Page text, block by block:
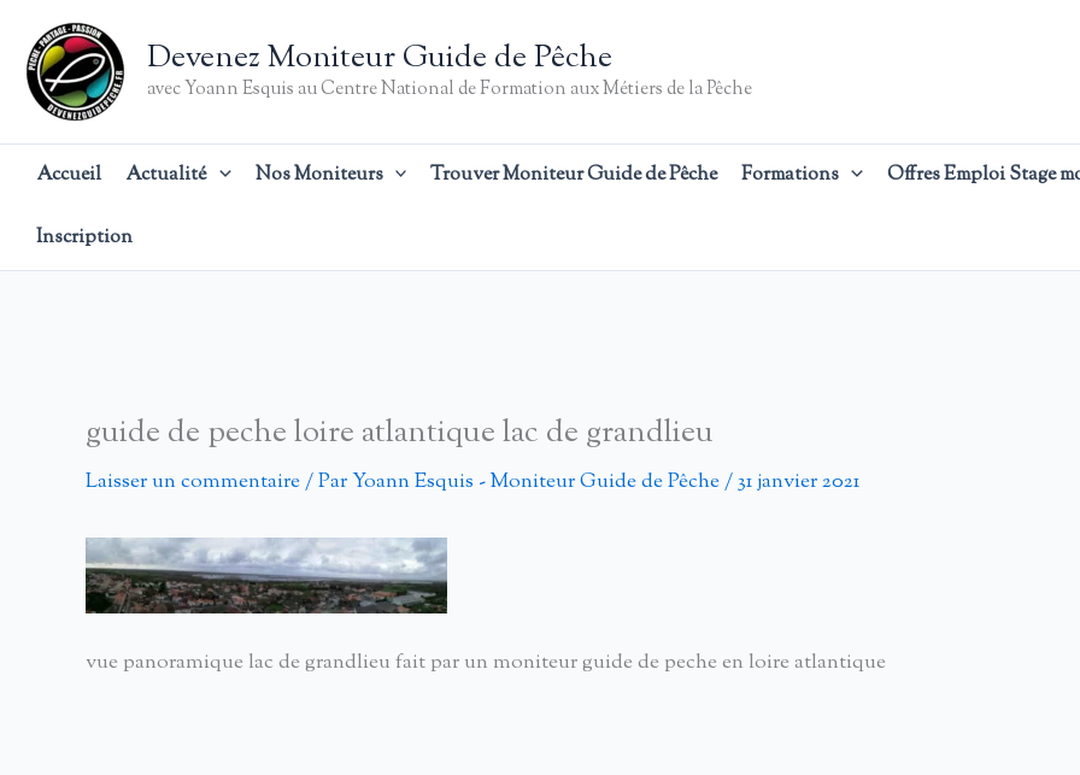
contenu
Devenez Moniteur Guide de Pêche
avec Yoann Esquis au Centre National de Formation aux Métiers de la Pêche
Accueil Actualité Nos Moniteurs Trouver Moniteur Guide de Pêche Formations Offres Emploi Stage
Inscription
guide de peche loire atlantique lac de grandlieu
Laisser un commentaire/ ParYoann Esquis - Moniteur Guide de Pêche/31 janvier 2021
vue panoramique lac de grandlieu fait par un moniteur guide de peche en loire atlantique